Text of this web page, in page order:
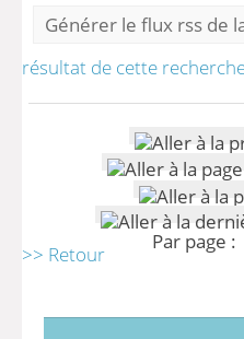
Générer le flux rss de
résultat de cette
Par page :
>> Retour